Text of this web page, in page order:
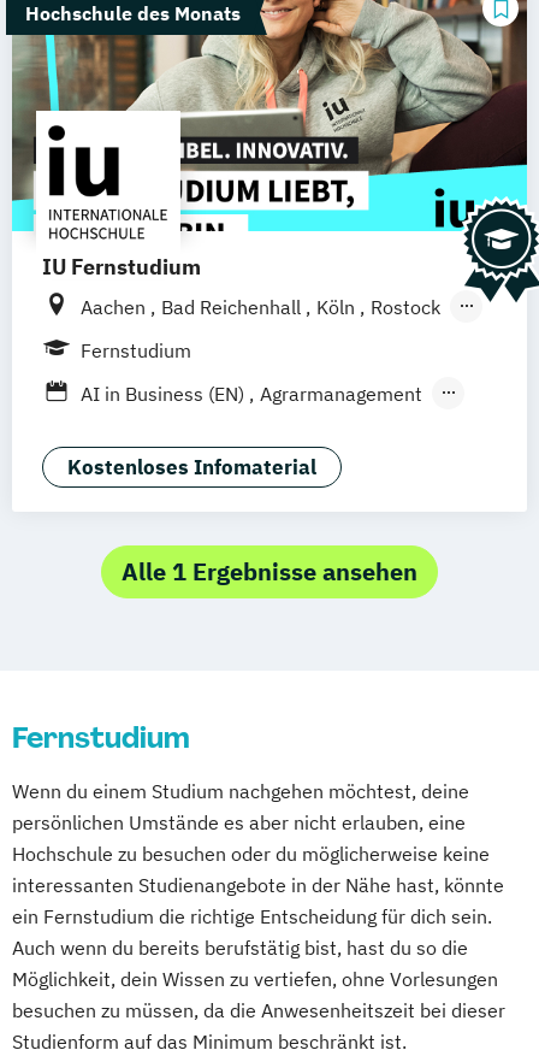
Hochschule des Monats
IU Fernstudium
Aachen Bad Reichenhall Köln
Rostock
Freiburg
Deggendorf Karlsruhe Kassel
Oberhausen Offenbach Saarbrücken
Neu-Ulm Graz Innsbruck Wien
Augsburg Freising Friedrichshafen
Klagenfurt Magdeburg Münster Trier
Würzburg Chemnitz Linz
Fernstudium
AI in Business (EN)
Agrarmanagement
Angewandte Psychologie (DE/EN)
Applied Artificial Intelligence
Aviation Management (DE/EN)
Bank- und Kapitalmarktrecht
Betriebswirtschaftslehre und Customer
Betriebswirtschaftslehre und Führung
Betriebswirtschaftslehre – Office
Management
Business Administration (DE/EN)
Business Intelligence
Business Intelligence (DE/EN)
Cloud Computing
Coaching
Coaching und Supervision
Kostenloses Infomaterial
Alle 1 Ergebnisse ansehen
Fernstudium
Wenn du einem Studium nachgehen möchtest, deine
persönlichen Umstände es aber nicht erlauben, eine
Hochschule zu besuchen oder du möglicherweise keine
interessanten Studienangebote in der Nähe hast, könnte
ein Fernstudium die richtige Entscheidung für dich sein.
Auch wenn du bereits berufstätig bist, hast du so die
Möglichkeit, dein Wissen zu vertiefen, ohne Vorlesungen
besuchen zu müssen, da die Anwesenheitszeit bei dieser
Studienform auf das Minimum beschränkt ist.